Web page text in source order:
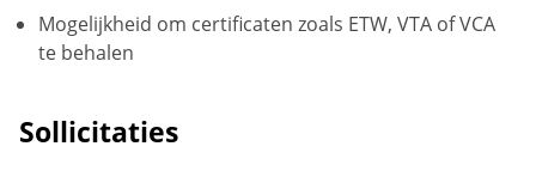
Mogelijkheid om certificaten zoals ETW, VTA of VCA
te behalen
Sollicitaties